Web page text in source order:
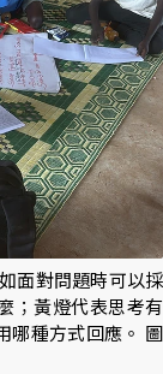
面對問題時可以採
；黃燈代表思考有
哪種方式回應。 圖